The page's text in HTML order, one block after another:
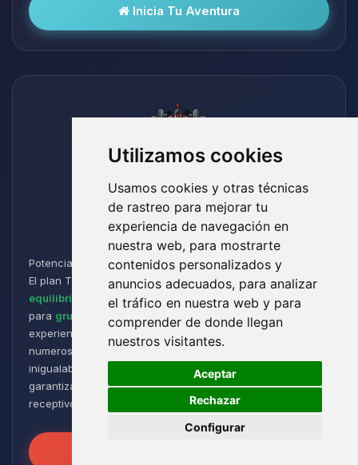
Utilizamos cookies
Usamos cookies y otras técnicas
de rastreo para mejorar tu
experiencia de navegación en
nuestra web, para mostrarte
contenidos personalizados y
anuncios adecuados, para analizar
el tráfico en nuestra web y para
comprender de donde llegan
nuestros visitantes.
Aceptar
Rechazar
Configurar
Inicia Tu Aventura
Titan
Potencia y Resistencia para los Aventureros de Minecraft:
El plan Titan está diseñado para jugadores que buscan un
equilibrio perfecto entre rendimiento y flexibilidad. Ideal
para grupos de tamaño medio a grande , ofrece una
experiencia de juego fluida y receptiva, incluso con
numerosos plugins y modpacks. Disfruta de una estabilidad
inigualable para sesiones de juego intensas y prolongadas,
garantizando que tus mundos permanezcan robustos y
receptivos!
🍪